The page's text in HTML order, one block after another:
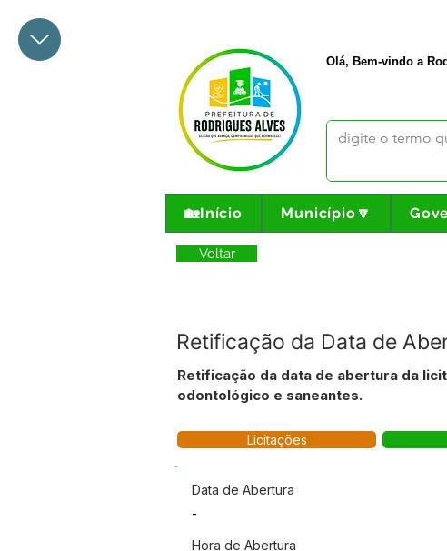
Olá, Bem-vindo a
🏡Início Município🔽
Voltar
Retificação da Data de
Retificação da data de abertura da
odontológico e saneantes.
Licitações
Data de Abertura
-
Hora de Abertura